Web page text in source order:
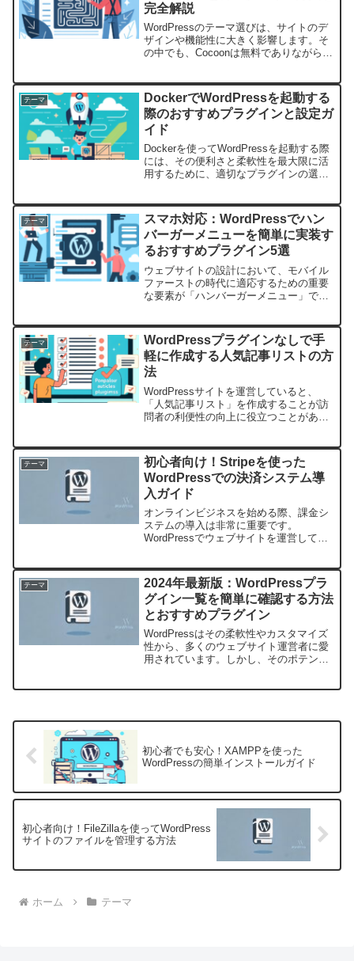
完全解説
WordPressのテーマ選びは、サイトのデ
ザインや機能性に大きく影響します。そ
の中でも、Cocoonは無料でありながら多
は、Cocoonテーマの基本デザインからカ
スタ...
テーマ
DockerでWordPressを起動する
際のおすすめプラグインと設定ガ
イド
Dockerを使ってWordPressを起動する際
には、その便利さと柔軟性を最大限に活
用するために、適切なプラグインの選択
特におすすめのプラグインとその設定...
テーマ
スマホ対応：WordPressでハン
バーガーメニューを簡単に実装す
るおすすめプラグイン5選
ウェブサイトの設計において、モバイル
ファーストの時代に適応するための重要
な要素が「ハンバーガーメニュー」で
ザビリティを向上させるのに役立ちま
す。特にWordPressを...
テーマ
WordPressプラグインなしで手
軽に作成する人気記事リストの方
法
WordPressサイトを運営していると、
「人気記事リスト」を作成することが訪
問者の利便性の向上に役立つことがあり
方法を詳しく解説します。WordPress管
理の簡便さ...
テーマ
初心者向け！Stripeを使った
WordPressでの決済システム導
入ガイド
オンラインビジネスを始める際、課金シ
ステムの導入は非常に重要です。
WordPressでウェブサイトを運営してい
本記事では、Stripeを使った初心者向け
のWord...
テーマ
2024年最新版：WordPressプラ
グイン一覧を簡単に確認する方法
とおすすめプラグイン
WordPressはその柔軟性やカスタマイズ
性から、多くのウェブサイト運営者に愛
用されています。しかし、そのポテンシ
初心者でも安心！XAMPPを使った
WordPressの簡単インストールガイド
初心者向け！FileZillaを使ってWordPress
サイトのファイルを管理する方法
ホーム テーマ